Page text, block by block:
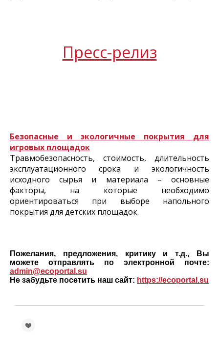
Пресс-релиз
Безопасные и экологичные покрытия для
игровых площадок
Травмобезопасность, стоимость, длительность
эксплуатационного срока и экологичность
исходного сырья и материала – основные
факторы, на которые необходимо
ориентироваться при выборе напольного
покрытия для детских площадок.
Пожелания, предложения, критику и т.д., Вы
можете отправлять по электронной почте:
admin@ecoportal.su
Не забудьте посетить наш сайт: https://ecoportal.su